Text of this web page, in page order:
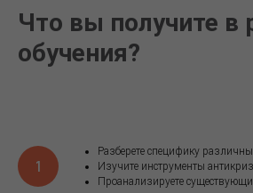
Что вы получите в
обучения?
Разберете специфику
Изучите инструменты
Проанализируете